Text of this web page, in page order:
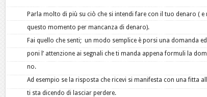
Parla molto di più su ciò che si intendi fare con il tuo denaro (
questo momento per mancanza di denaro).
Fai quello che senti; un modo semplice è porsi una domanda
poni l’ attenzione ai segnali che ti manda appena formuli la
no.
Ad esempio se la risposta che ricevi si manifesta con una fitta
ti sta dicendo di lasciar perdere.